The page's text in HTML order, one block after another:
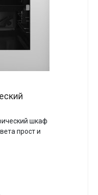
шкаф
прост и